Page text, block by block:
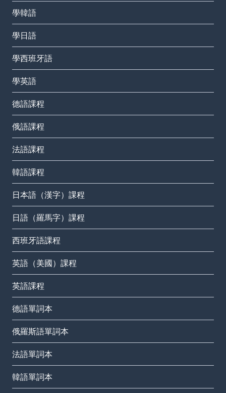
學韓語
學日語
學西班牙語
學英語
德語課程
俄語課程
法語課程
韓語課程
日本語（漢字）課程
日語（羅馬字）課程
西班牙語課程
英語（美國）課程
英語課程
德語單詞本
俄羅斯語單詞本
法語單詞本
韓語單詞本